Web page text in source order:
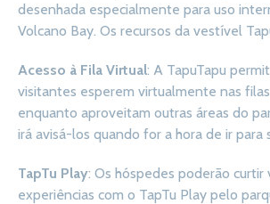
desenhada especialmente para uso
Volcano Bay. Os recursos da vestível
Acesso à Fila Virtual: A TapuTapu
visitantes esperem virtualmente nas
enquanto aproveitam outras áreas do
irá avisá-los quando for a hora de ir para
TapTu Play: Os hóspedes poderão curtir
experiências com o TapTu Play pelo